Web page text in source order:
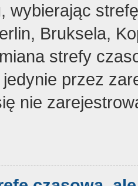
wybierając
Bruksela,
strefy
przez
nie